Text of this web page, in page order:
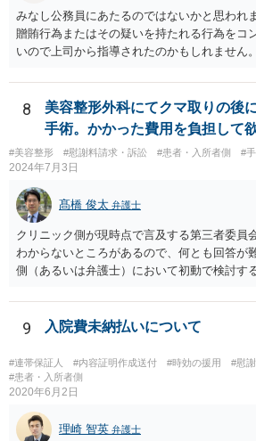
めしたいところです。
みなし公務員にあたるのではないかと思われ
贈賄行為またはその疑いを持たれる行為をコ
いので上司から指導されたのかもしれません
8
美容整形外科にてクマ取りの後
手術。かかった費用を負担して欲
#美容整形 #慰謝料請求・訴訟 #患者・入所者側 #
2024年7月3日
髙橋 俊太 弁護士
クリニック側が現時点で言及する第三者委員
わからないところがあるので、何とも回答が
側（あるいは弁護士）において初動で検討す
医師意見聴取などが考えられるかと思います
ニック側の過失を肯定できそうであれば、ク
9 入院費未納払いについて
#連帯保証人 #内容証明作成送付 #時効の援用
#慰
#患者・入所者側
2020年6月2日
理崎 智英 弁護士